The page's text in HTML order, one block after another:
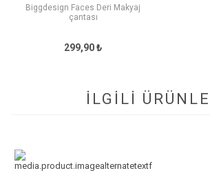
Biggdesign Faces Deri Makyaj
çantası
299,90 ₺
İLGİLİ